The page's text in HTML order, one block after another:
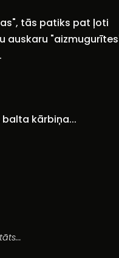
tās patiks pat ļoti
auskaru
kārbiņa...